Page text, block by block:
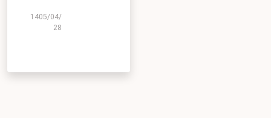
1405/04/
28